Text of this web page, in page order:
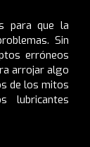
para que la
Sin
erróneos
arrojar algo
de los mitos
lubricantes